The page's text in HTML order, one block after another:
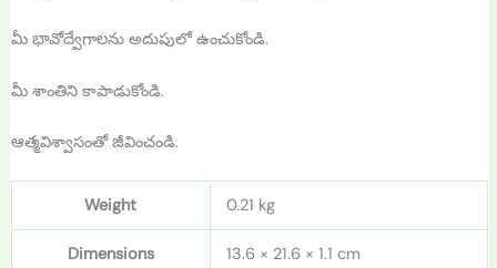
మీ భావోద్వేగాలను అదుపులో ఉంచుకోండి.
మీ శాంతిని కాపాడుకోండి.
ఆత్మవిశ్వాసంతో జీవించండి.
Weight 0.21 kg
Dimensions 13.6 × 21.6 × 1.1 cm